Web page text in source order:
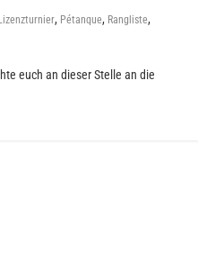
Lizenzturnier, Pétanque, Rangliste,
euch an dieser Stelle an die